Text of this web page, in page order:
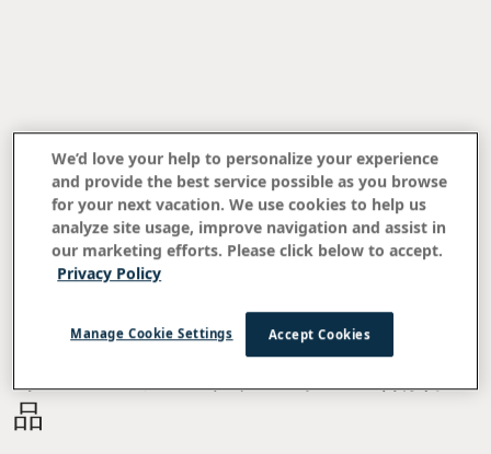
芸術作品
アウトリガー・リーフ・ワイキ
品
We’d love your help to personalize your experience
and provide the best service possible as you browse
for your next vacation. We use cookies to help us
analyze site usage, improve navigation and assist in
our marketing efforts. Please click below to accept.
Privacy Policy
Accept Cookies
Manage Cookie Settings